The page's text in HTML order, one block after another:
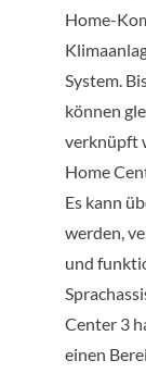
Home-
System.
können
verknüpft
Home
Es kann
werden,
und
Center 3
einen